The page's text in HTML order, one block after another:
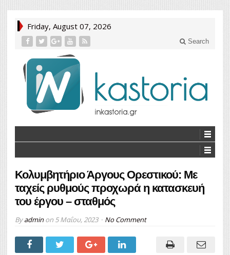
Friday, August 07, 2026
Search
Κολυμβητήριο Άργους Ορεστικού: Με
ταχείς ρυθμούς προχωρά η κατασκευή
του έργου – σταθμός
Byadminon 5 Μαΐου, 2023 No Comment